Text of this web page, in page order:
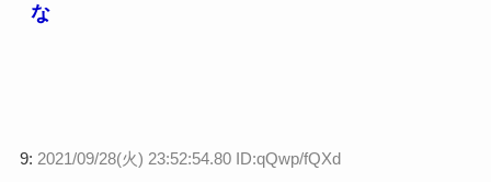
な
9: 2021/09/28(火) 23:52:54.80 ID:qQwp/fQXd